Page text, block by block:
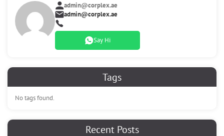
admin@corplex.ae
admin@corplex.ae
Say Hi
Tags
No tags found.
Recent Posts